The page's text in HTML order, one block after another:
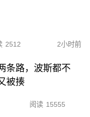
2512 2小时前
条路，波斯都不
被揍
阅读 15555